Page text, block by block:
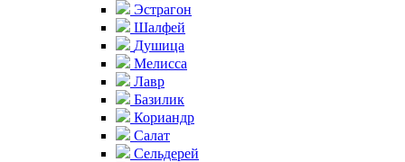
Эстрагон
Шалфей
Душица
Мелисса
Лавр
Базилик
Кориандр
Салат
Сельдерей